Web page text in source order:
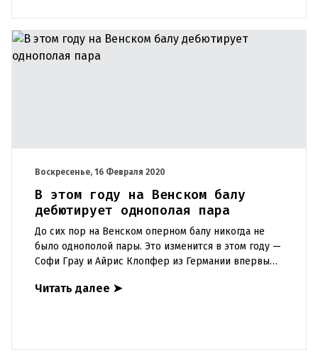
Воскресенье, 16 Февраля 2020
В этом году на Венском балу
дебютирует однополая пара
До сих пор на Венском оперном балу никогда не
было однополой пары. Это изменится в этом году —
Софи Грау и Айрис Клопфер из Германии впервые
истории Венского
Читать далее ➤